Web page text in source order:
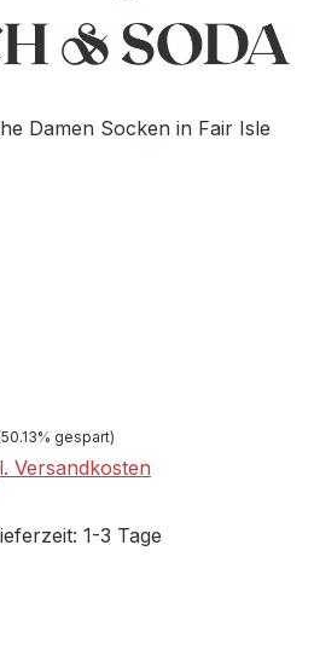
Preis:gespart)
Versandkosten
1-3 Tage